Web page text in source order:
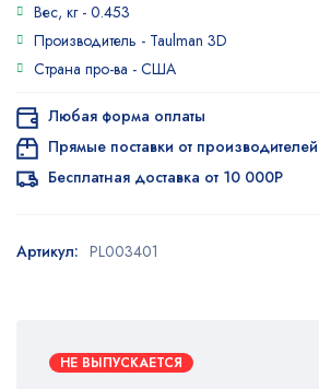
Вес, кг - 0.453
Производитель - Taulman 3D
Страна про-ва - США
НЕ ВЫПУСКАЕТСЯ
Любая форма оплаты
Прямые поставки от производителей
Бесплатная доставка от 10 000Р
Артикул: PL003401